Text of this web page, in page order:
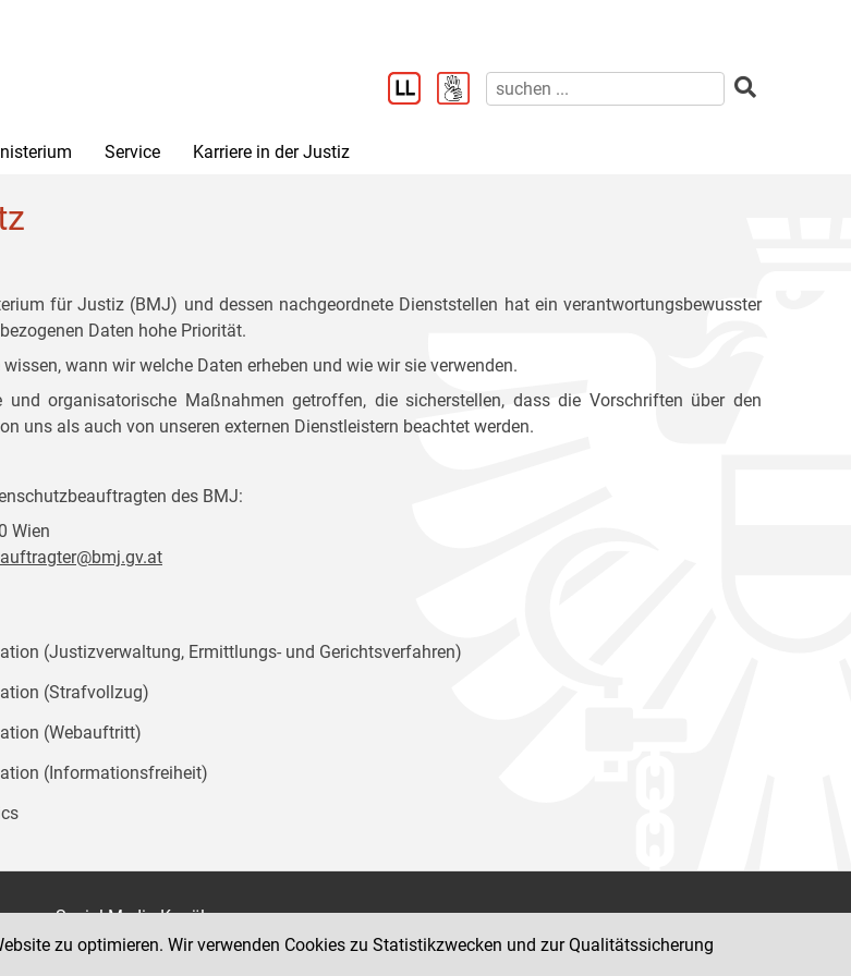
Service Karriere in der Justiz
für Justiz (BMJ) und dessen nachgeordnete Dienststellen hat ein verantwortungsbewusster
Daten hohe Priorität.
wann wir welche Daten erheben und wie wir sie verwenden.
und organisatorische Maßnahmen getroffen, die sicherstellen, dass die Vorschriften über den
uns als auch von unseren externen Dienstleistern beachtet werden.
des BMJ:
Wien
(Justizverwaltung, Ermittlungs- und Gerichtsverfahren)
(Strafvollzug)
(Webauftritt)
(Informationsfreiheit)
Social Media Kanäle
der Justiz und des BMJ
zu optimieren. Wir verwenden Cookies zu Statistikzwecken und zur Qualitätssicherung